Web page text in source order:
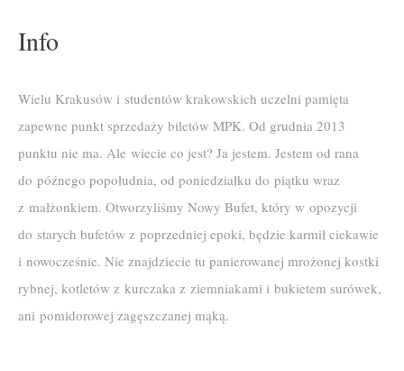
Info
Wielu Krakusów i studentów krakowskich uczelni pamięta
zapewne punkt sprzedaży biletów MPK. Od grudnia 2013
punktu nie ma. Ale wiecie co jest? Ja jestem. Jestem od rana
do późnego popołudnia, od poniedziałku do piątku wraz
z małżonkiem. Otworzyliśmy Nowy Bufet, który w opozycji
do starych bufetów z poprzedniej epoki, będzie karmił ciekawie
i nowocześnie. Nie znajdziecie tu panierowanej mrożonej kostki
rybnej, kotletów z kurczaka z ziemniakami i bukietem surówek,
ani pomidorowej zagęszczanej mąką.